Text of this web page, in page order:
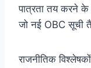
पात्रता तय करने के
जो नई OBC सूची
राजनीतिक